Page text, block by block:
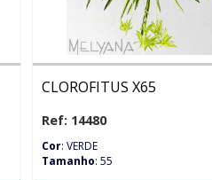
CLOROFITUS X65
Ref: 14480
Cor: VERDE
Tamanho: 55